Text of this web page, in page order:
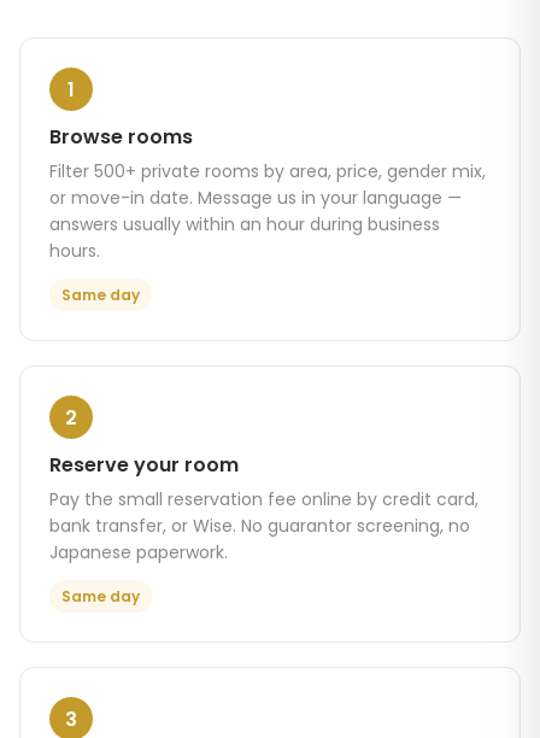
1
Browse rooms
Filter 500+ private rooms by area, price, gender mix,
or move-in date. Message us in your language —
answers usually within an hour during business
hours.
Same day
2
Reserve your room
Pay the small reservation fee online by credit card,
bank transfer, or Wise. No guarantor screening, no
Japanese paperwork.
Same day
3